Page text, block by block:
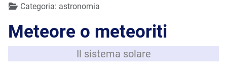
Dettagli
Categoria: astronomia
Meteore o meteoriti
Il sistema solare